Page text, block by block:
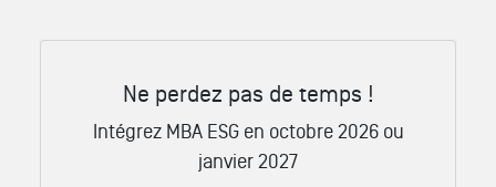
Ne perdez pas de temps !
Intégrez MBA ESG en octobre 2026 ou
janvier 2027